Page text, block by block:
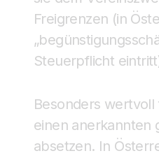
Freigrenzen (in
Steuerpflicht
Besonders
einen anerkannten
absetzen. In